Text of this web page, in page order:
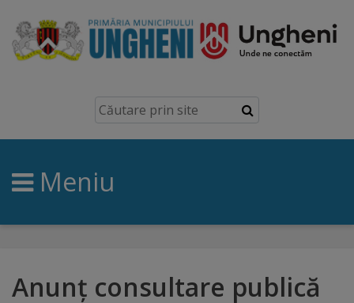
Ungheni
Prezentare
generală
Simbolurile
brand
Meniu
Anunț consultare publică